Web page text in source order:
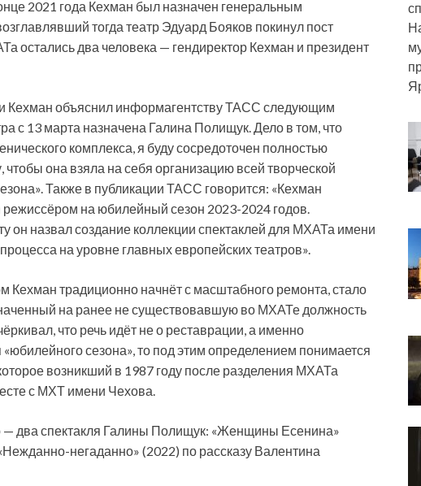
2021 года Кехман был назначен генеральным
тогда театр Эдуард Бояков покинул пост
остались два человека — гендиректор Кехман и президент
Кехман объяснил информагентству ТАСС следующим
с 13 марта назначена Галина Полищук. Дело в том, что
комплекса, я буду сосредоточен полностью
чтобы она взяла на себя организацию всей творческой
Также в публикации ТАСС говорится: «Кехман
на юбилейный сезон 2023-2024 годов.
он назвал создание коллекции спектаклей для МХАТа имени
на уровне главных европейских театров».
Кехман традиционно начнёт с масштабного ремонта, стало
на ранее не существовавшую во МХАТе должность
что речь идёт не о реставрации, а именно
сезона», то под этим определением понимается
возникший в 1987 году после разделения МХАТа
с МХТ имени Чехова.
— два спектакля Галины Полищук: «Женщины Есенина»
негаданно» (2022) по рассказу Валентина